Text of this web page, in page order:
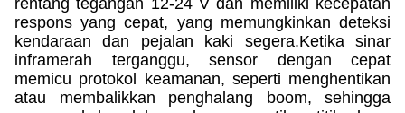
rentang tegangan 12-24 V dan memiliki kecepatan
respons yang cepat, yang memungkinkan deteksi
kendaraan dan pejalan kaki segera.Ketika sinar
inframerah terganggu, sensor dengan cepat
memicu protokol keamanan, seperti menghentikan
atau membalikkan penghalang boom, sehingga